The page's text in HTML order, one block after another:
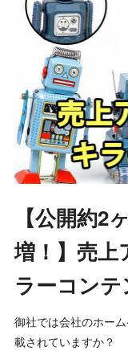
【公開約2
増！】売上
ラーコンテ
御社では会社のホー
載されていますか？